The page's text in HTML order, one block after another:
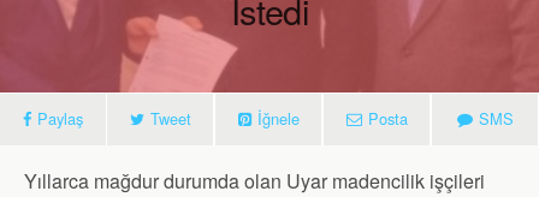
Istedi
Paylaş Tweet İğnele Posta SMS
Yıllarca mağdur durumda olan Uyar madencilik işçileri